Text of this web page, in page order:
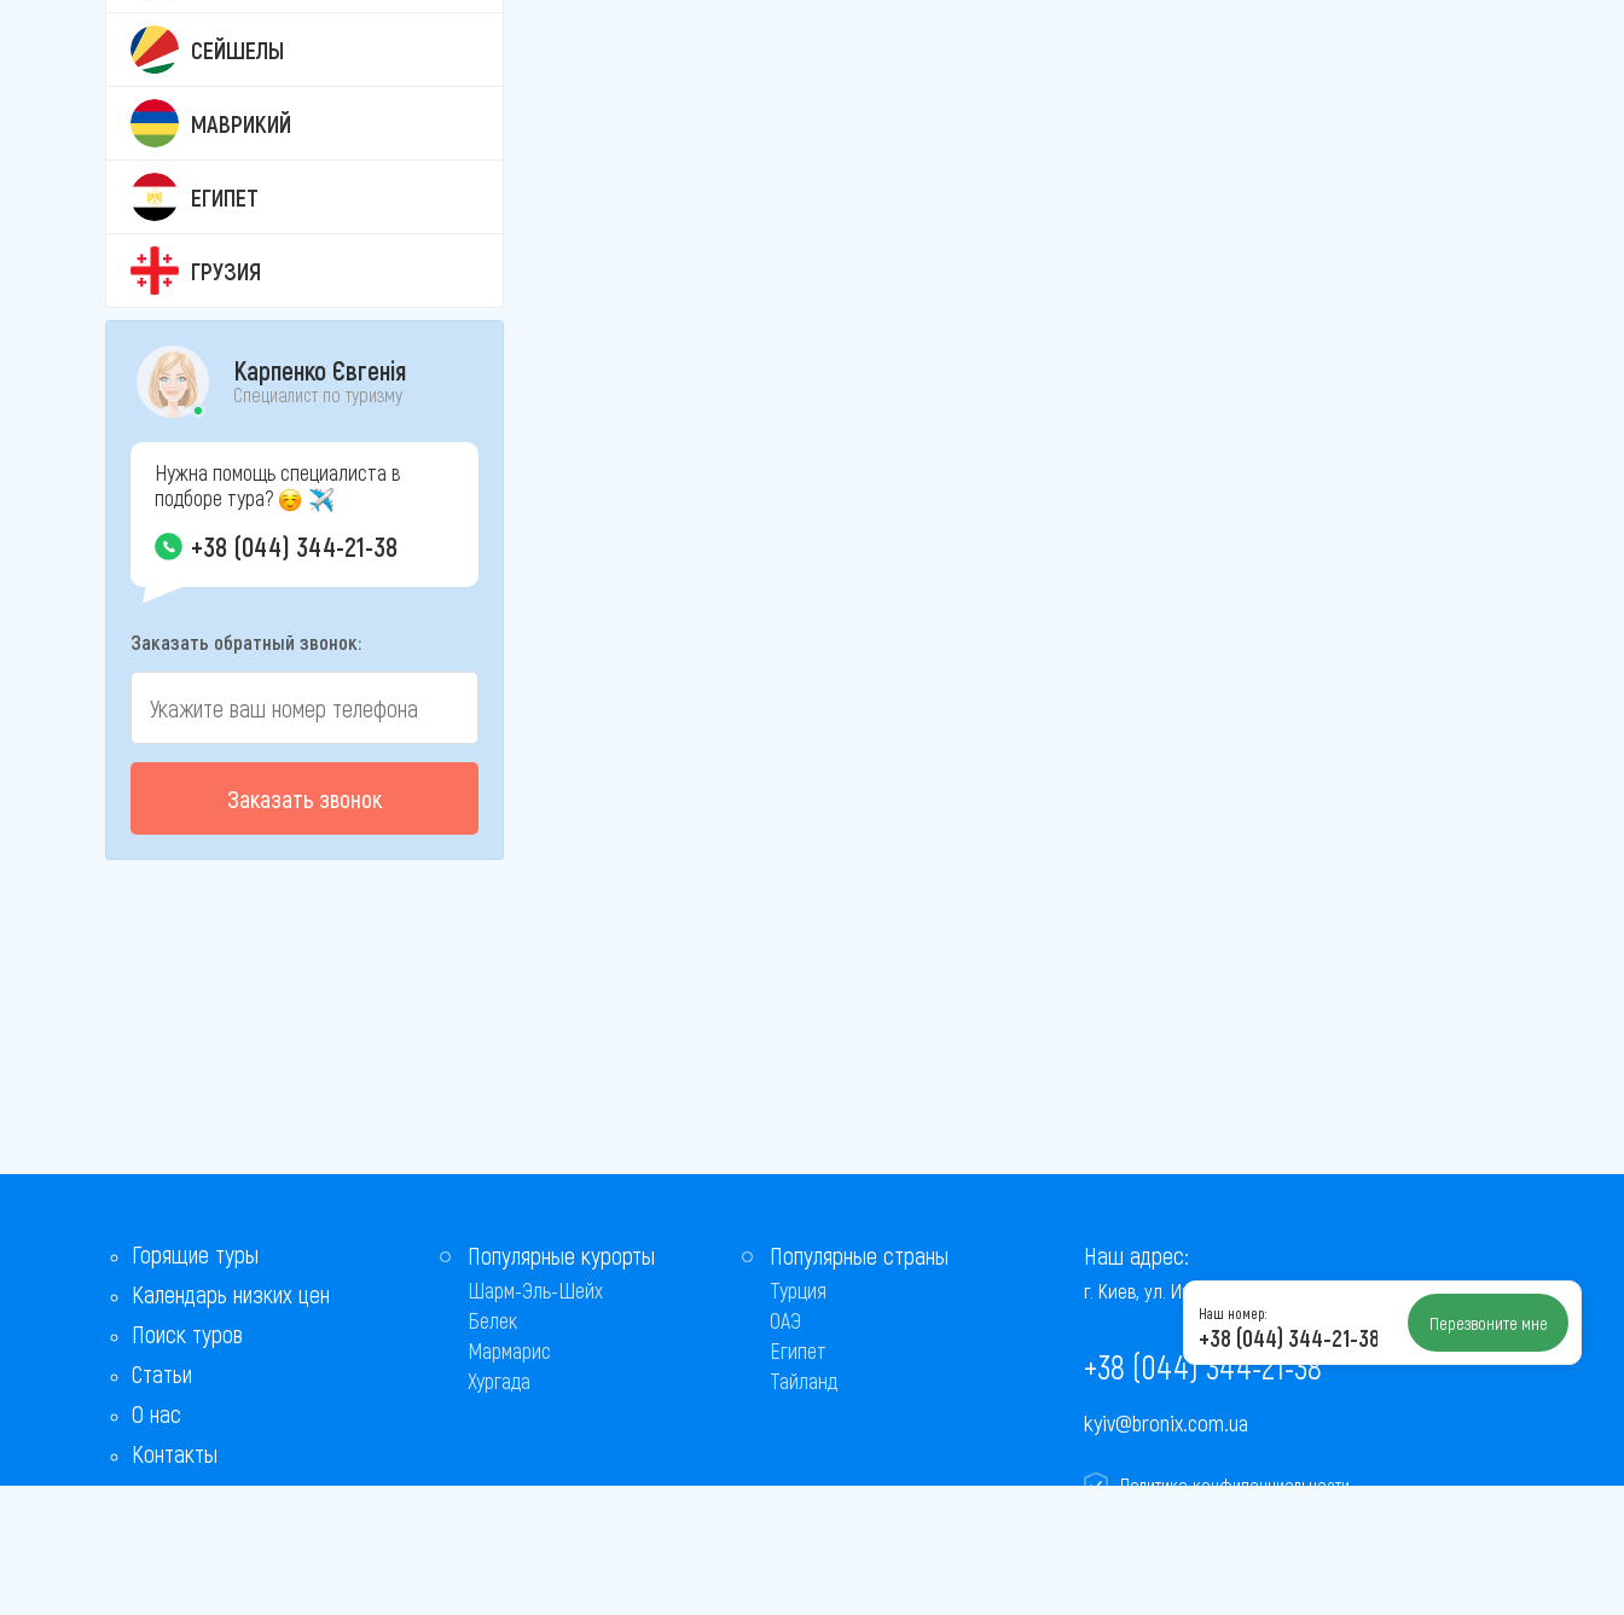
СЕЙШЕЛЫ
МАВРИКИЙ
ЕГИПЕТ
ГРУЗИЯ
Карпенко Євгенія
Специалист по туризму
Нужна помощь специалиста в
подборе тура?
+38 (044) 344-21-38
Заказать обратный звонок:
Заказать звонок
Горящие туры
Календарь низких цен
Поиск туров
Статьи
О нас
Контакты
Бонусная программа
Популярные курорты
Шарм-Эль-Шейх
Белек
Мармарис
Хургада
Популярные страны
Турция
ОАЭ
Египет
Тайланд
Наш адрес:
г. Киев, ул. Институтская, 22/7, оф. 41
+38 (044) 344-21-38
kyiv@bronix.com.ua
Политика конфиденциальности
Наш номер:
+38 (044) 344-21-38 Перезвоните мне